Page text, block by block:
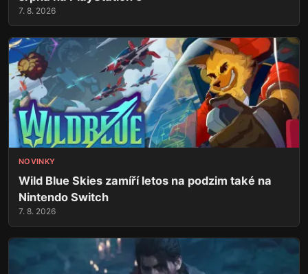
7. 8. 2026
NOVINKY
Wild Blue Skies zamíří letos na podzim také na
Nintendo Switch
7. 8. 2026